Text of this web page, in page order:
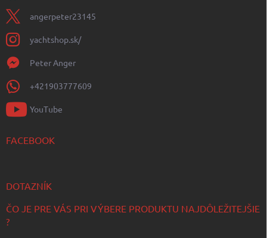
angerpeter23145
yachtshop.sk/
Peter Anger
+421903777609
YouTube
FACEBOOK
DOTAZNÍK
ČO JE PRE VÁS PRI VÝBERE PRODUKTU NAJDÔLEŽITEJŠIE
?